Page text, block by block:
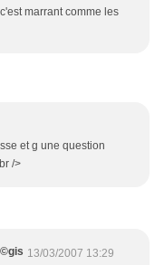
marrant comme les
et g une question
/>
13/03/2007 13:29